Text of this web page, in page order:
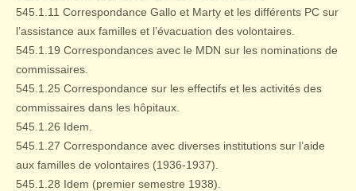
545.1.11 Correspondance Gallo et Marty et les différents PC sur
l’assistance aux familles et l’évacuation des volontaires.
545.1.19 Correspondances avec le MDN sur les nominations de
commissaires.
545.1.25 Correspondance sur les effectifs et les activités des
commissaires dans les hôpitaux.
545.1.26 Idem.
545.1.27 Correspondance avec diverses institutions sur l’aide
aux familles de volontaires (1936-1937).
545.1.28 Idem (premier semestre 1938).